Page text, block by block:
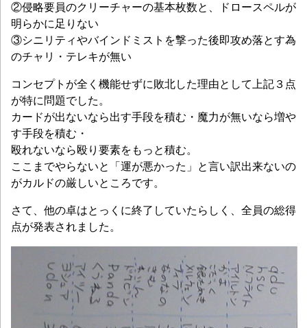
②侵略要員のクリーチャーの基本枚数と、ドロースペルが
明らかに足りない
③シニリティやバインドミストを撃った後即攻め落とす為
のチャリ・テレキが無い
コンセプトが全く機能せずに敗北した理由として上記３点
が特に問題でした。
カードが出ないなら出す手段を積む・魔力が無いなら増や
す手段を積む・
殴れないなら殴り要素をもっと積む。
ここまでやらないと「運が悪かった」と言い訳出来ないの
がカルドの厳しいところです。
さて、他の卓はとっくに終了していたらしく、全員の総得
点が発表されました。